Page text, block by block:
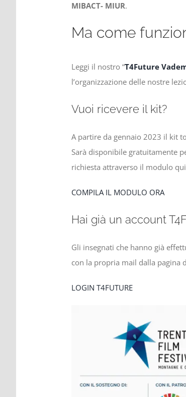
MIBACT- MIUR.
Ma come
Leggi il nostro “T4Future
l’organizzazione delle nostre
Vuoi ricevere il kit?
A partire da gennaio 2023 il kit
Sarà disponibile gratuitamente
richiesta attraverso il modulo
COMPILA IL MODULO ORA
Hai già un account
Gli insegnati che hanno già
con la propria mail dalla pagina
LOGIN T4FUTURE